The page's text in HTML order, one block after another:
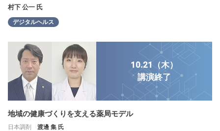
村下 公一 氏
デジタルヘルス
10.21（木）
講演終了
地域の健康づくりを支える薬局モデル
日本調剤 渡邊 集 氏